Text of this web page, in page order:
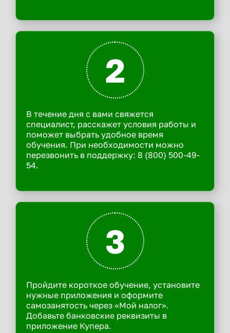
2
В течение дня с вами свяжется
специалист, расскажет условия работы и
поможет выбрать удобное время
обучения. При необходимости можно
перезвонить в поддержку: 8 (800) 500-49-
54.
3
Пройдите короткое обучение, установите
нужные приложения и оформите
самозанятость через «Мой налог».
Добавьте банковские реквизиты в
приложение Купера.